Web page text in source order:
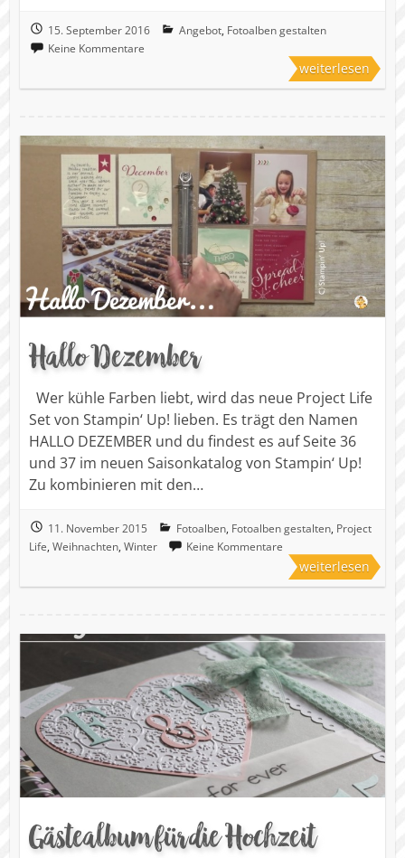
15. September 2016 Angebot, Fotoalben gestalten
Keine Kommentare
weiterlesen
Hallo Dezember
Wer kühle Farben liebt, wird das neue Project Life
Set von Stampin‘ Up! lieben. Es trägt den Namen
HALLO DEZEMBER und du findest es auf Seite 36
und 37 im neuen Saisonkatalog von Stampin‘ Up!
Zu kombinieren mit den…
11. November 2015 Fotoalben, Fotoalben gestalten, Project
Life, Weihnachten, Winter Keine Kommentare
weiterlesen
Gästealbum für die Hochzeit